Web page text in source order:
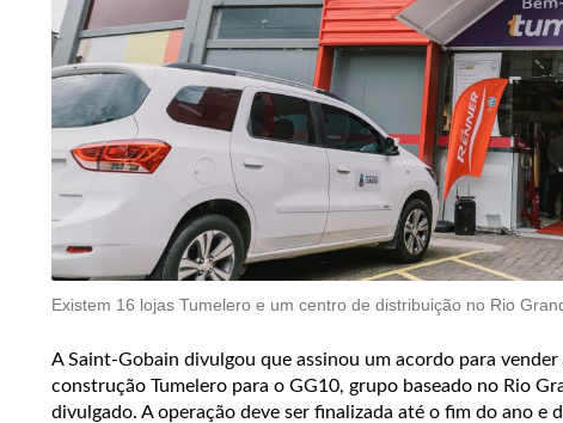
Existem 16 lojas Tumelero e um centro de distribuição no Rio
A Saint-Gobain divulgou que assinou um acordo para
construção Tumelero para o GG10, grupo baseado no Rio
divulgado. A operação deve ser finalizada até o fim do ano e